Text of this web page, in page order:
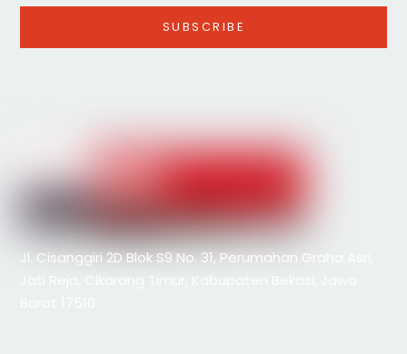
Jl. Cisanggiri 2D Blok S9 No. 31, Perumahan Graha Asri,
Jati Reja, Cikarang Timur, Kabupaten Bekasi, Jawa